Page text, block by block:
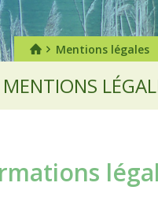
Mentions légales
MENTIONS